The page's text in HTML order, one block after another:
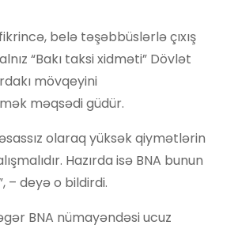
belə təşəbbüslərlə çıxış
“Bakı taksi xidməti” Dövlət
mövqeyini
məqsədi güdür.
əsassız olaraq yüksək qiymətlərin
Hazırda isə BNA bunun
– deyə o bildirdi.
BNA nümayəndəsi ucuz